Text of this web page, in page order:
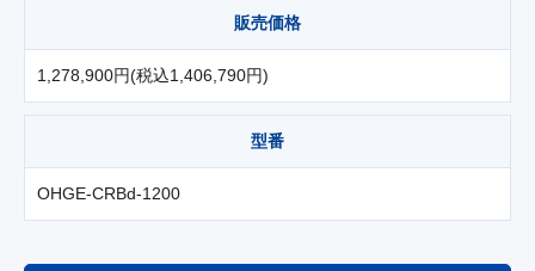
販売価格
1,278,900円(税込1,406,790円)
型番
OHGE-CRBd-1200